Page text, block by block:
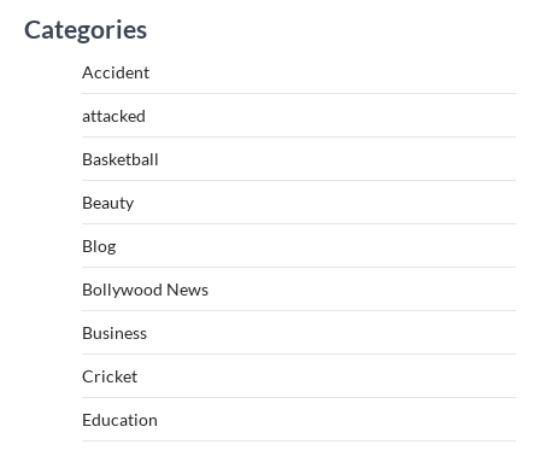
Categories
Accident
attacked
Basketball
Beauty
Blog
Bollywood News
Business
Cricket
Education